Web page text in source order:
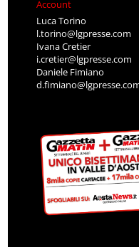
Account
Luca Torino
l.torino@lgpresse.com
Ivana Cretier
i.cretier@lgpresse.com
Daniele Fimiano